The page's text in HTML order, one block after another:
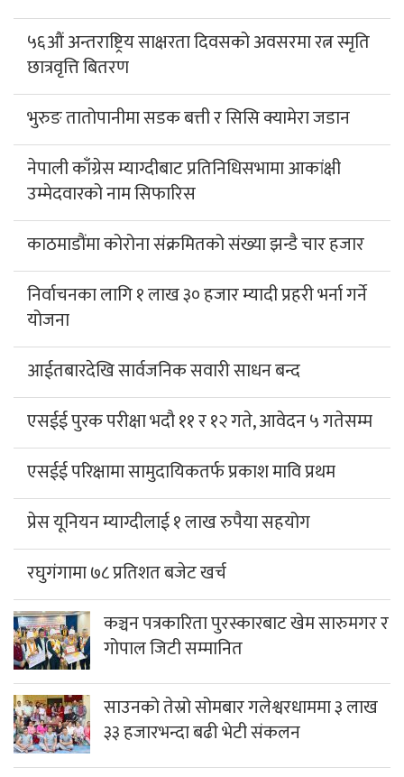
५६औं अन्तराष्ट्रिय साक्षरता दिवसको अवसरमा रत्न स्मृति
छात्रवृत्ति बितरण
भुरुङ तातोपानीमा सडक बत्ती र सिसि क्यामेरा जडान
नेपाली काँग्रेस म्याग्दीबाट प्रतिनिधिसभामा आकांक्षी
उम्मेदवारको नाम सिफारिस
काठमाडौंमा कोरोना संक्रमितको संख्या झन्डै चार हजार
निर्वाचनका लागि १ लाख ३० हजार म्यादी प्रहरी भर्ना गर्ने
योजना
आईतबारदेखि सार्वजनिक सवारी साधन बन्द
एसईई पुरक परीक्षा भदौ ११ र १२ गते, आवेदन ५ गतेसम्म
एसईई परिक्षामा सामुदायिकतर्फ प्रकाश मावि प्रथम
प्रेस यूनियन म्याग्दीलाई १ लाख रुपैया सहयोग
रघुगंगामा ७८ प्रतिशत बजेट खर्च
कञ्चन पत्रकारिता पुरस्कारबाट खेम सारुमगर र
गोपाल जिटी सम्मानित
साउनको तेस्रो सोमबार गलेश्वरधाममा ३ लाख
३३ हजारभन्दा बढी भेटी संकलन